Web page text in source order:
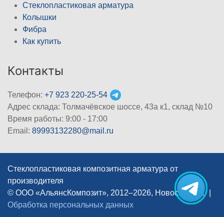
Стеклопластиковая арматура
Колышки
Фибра
Как купить
Контакты
Телефон: +7 923 220-25-54
Адрес склада: Толмачёвское шоссе, 43а к1, склад №10
Время работы: 9:00 - 17:00
Email: 89993132280@mail.ru
Стеклопластиковая композитная арматура от
производителя
© ООО «АльянсКомпозит», 2012–2026, Новосибирск
Обработка персональных данных